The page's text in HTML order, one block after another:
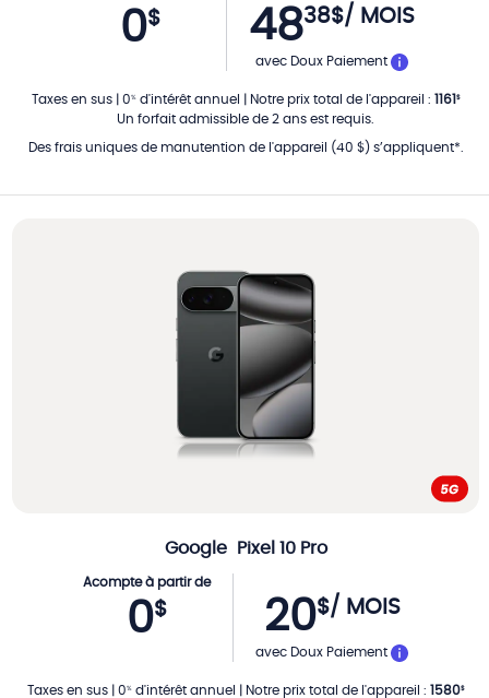
0$ 4838$/ MOIS
PAR MOIS
avec Doux Paiement
Taxes en sus| 0% d'intérêt annuel Notre prix total de l'appareil : 1161 $
Un forfait admissible de 2 ans est requis.
Des frais uniques de manutention de l'appareil (40 $) s’appliquent*.
Google Pixel 10 Pro
Acompte à partir de
0$ 20$/ MOIS
PAR MOIS
avec Doux Paiement
Taxes en sus| 0% d'intérêt annuel Notre prix total de l'appareil : 1580$